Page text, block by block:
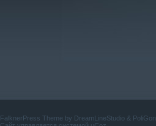
FalknerPress Theme by DreamLineStudio & PoliGon